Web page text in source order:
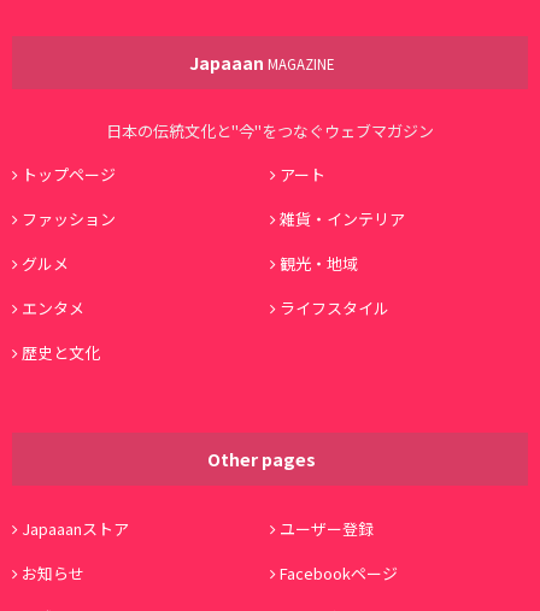
Japaaan MAGAZINE
日本の伝統文化と"今"をつなぐウェブマガジン
トップページ
アート
ファッション
雑貨・インテリア
グルメ
観光・地域
エンタメ
ライフスタイル
歴史と文化
Other pages
Japaaanストア
ユーザー登録
お知らせ
Facebookページ